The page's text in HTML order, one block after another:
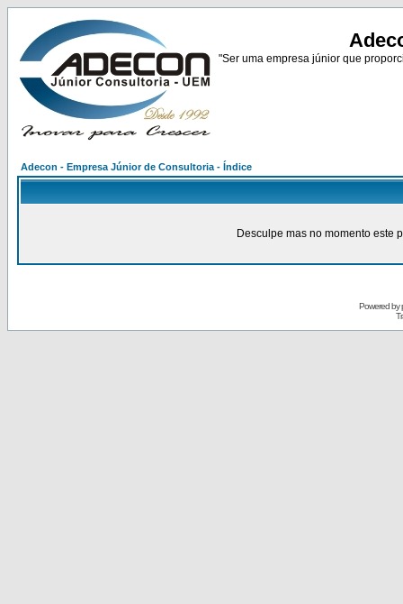
"Ser uma empresa júnior que
Adecon - Empresa Júnior de Consultoria - Índice
Desculpe mas no momento este
Powered by